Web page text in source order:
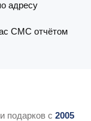
адресу
СМС отчётом
подарков с 2005